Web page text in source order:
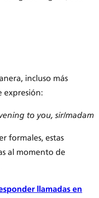
incluso más
expresión:
to you, sir/madam
formales, estas
al momento de
llamadas en